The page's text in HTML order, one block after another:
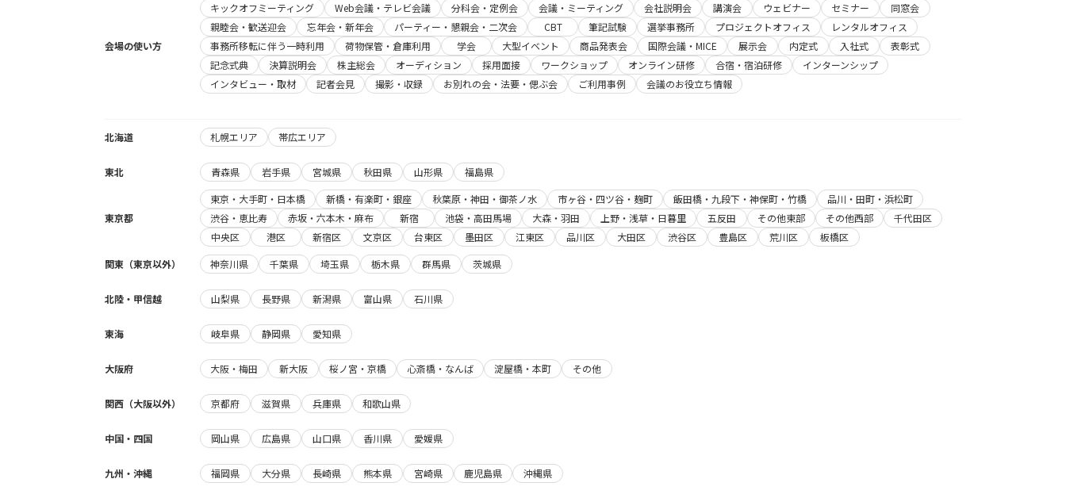
会場の使い方
キックオフミーティング Web会議・テレビ会議 分科会・定例会 会議・ミーティング 会社説明会 講演会 ウェビナー セミナー
同窓会
親睦会・歓送迎会
忘年会・新年会 パーティー・懇親会・二次会 CBT 筆記試験 選挙事務所 プロジェクトオフィス
レンタルオフィス
事務所移転に伴う一時利用
荷物保管・倉庫利用 学会 大型イベント 商品発表会 国際会議・MICE 展示会 内定式 入社式
表彰式
記念式典
決算説明会 株主総会 オーディション 採用面接 ワークショップ オンライン研修 合宿・宿泊研修
インターンシップ
インタビュー・取材
記者会見 撮影・収録 お別れの会・法要・偲ぶ会 ご利用事例 会議のお役立ち情報
北海道 札幌エリア 帯広エリア
東北 青森県 岩手県 宮城県 秋田県 山形県 福島県
東京都
東京・大手町・日本橋 新橋・有楽町・銀座 秋葉原・神田・御茶ノ水 市ヶ谷・四ツ谷・麹町 飯田橋・九段下・神保町・竹橋
品川・田町・浜松町
渋谷・恵比寿
赤坂・六本木・麻布 新宿 池袋・高田馬場 大森・羽田 上野・浅草・日暮里 五反田 その他東部 その他西部
千代田区
中央区
港区 新宿区 文京区 台東区 墨田区 江東区 品川区 大田区 渋谷区 豊島区 荒川区
板橋区
関東（東京以外）
神奈川県 千葉県 埼玉県 栃木県 群馬県 茨城県
北陸・甲信越 山梨県 長野県 新潟県 富山県 石川県
東海 岐阜県 静岡県 愛知県
大阪府 大阪・梅田 新大阪 桜ノ宮・京橋 心斎橋・なんば 淀屋橋・本町 その他
関西（大阪以外） 京都府 滋賀県 兵庫県 和歌山県
中国・四国 岡山県 広島県 山口県 香川県 愛媛県
九州・沖縄 福岡県 大分県 長崎県 熊本県 宮崎県 鹿児島県 沖縄県